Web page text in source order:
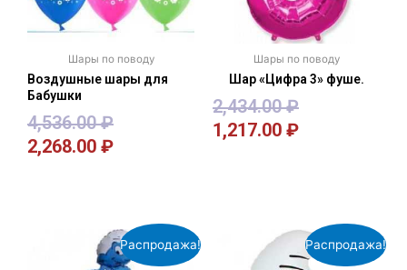
Шары по поводу
Воздушные шары для
Бабушки
4,536.00₽
2,268.00 ₽
Шары по поводу
Шар «Цифра 3» фуше.
2,434.00₽
1,217.00 ₽
Распродажа! Распродажа!